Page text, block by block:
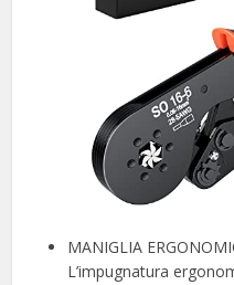
MANIGLIA
L’impugnatura